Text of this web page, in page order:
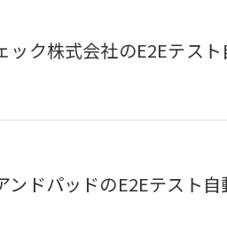
ク株式会社のE2Eテスト
ドパッドのE2Eテスト自